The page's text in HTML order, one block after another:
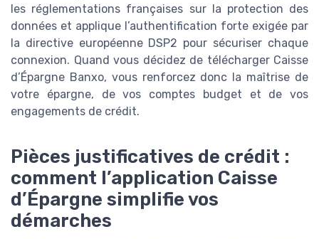
les réglementations françaises sur la protection des
données et applique l’authentification forte exigée par
la directive européenne DSP2 pour sécuriser chaque
connexion. Quand vous décidez de télécharger Caisse
d’Épargne Banxo, vous renforcez donc la maîtrise de
votre épargne, de vos comptes budget et de vos
engagements de crédit.
Pièces justificatives de crédit :
comment l’application Caisse
d’Épargne simplifie vos
démarches